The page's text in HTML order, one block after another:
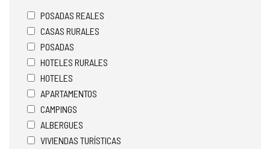
POSADAS REALES
CASAS RURALES
POSADAS
HOTELES RURALES
HOTELES
APARTAMENTOS
CAMPINGS
ALBERGUES
VIVIENDAS TURÍSTICAS